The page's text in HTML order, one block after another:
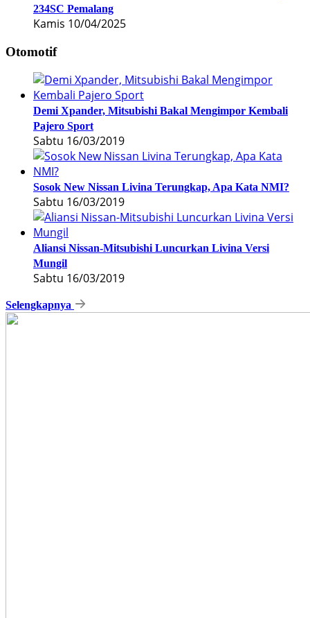
234SC Pemalang
Kamis 10/04/2025
Otomotif
Demi Xpander, Mitsubishi Bakal Mengimpor Kembali
Pajero Sport
Sabtu 16/03/2019
Sosok New Nissan Livina Terungkap, Apa Kata NMI?
Sabtu 16/03/2019
Aliansi Nissan-Mitsubishi Luncurkan Livina Versi
Mungil
Sabtu 16/03/2019
Selengkapnya